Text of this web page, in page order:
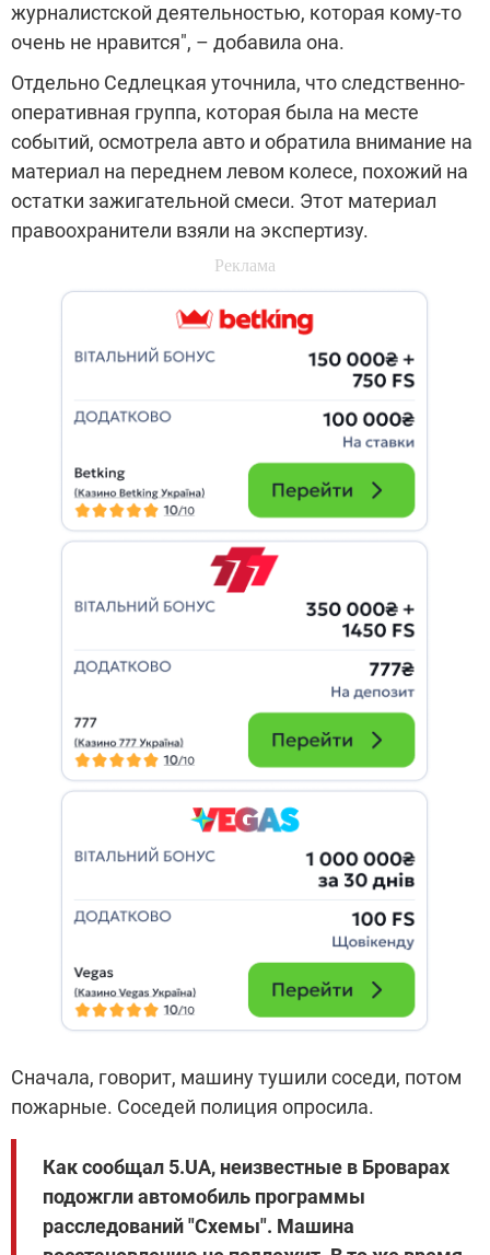
журналистской деятельностью, которая кому-то
очень не нравится", – добавила она.
Отдельно Седлецкая уточнила, что следственно-
оперативная группа, которая была на месте
событий, осмотрела авто и обратила внимание на
материал на переднем левом колесе, похожий на
остатки зажигательной смеси. Этот материал
правоохранители взяли на экспертизу.
Сначала, говорит, машину тушили соседи, потом
пожарные. Соседей полиция опросила.
Как сообщал 5.UA, неизвестные в Броварах
подожгли автомобиль программы
расследований "Схемы". Машина